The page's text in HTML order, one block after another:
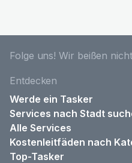
Folge uns! Wir beißen
Entdecken
Werde ein Tasker
Services nach Stadt
Alle Services
Kostenleitfäden nach
Top-Tasker